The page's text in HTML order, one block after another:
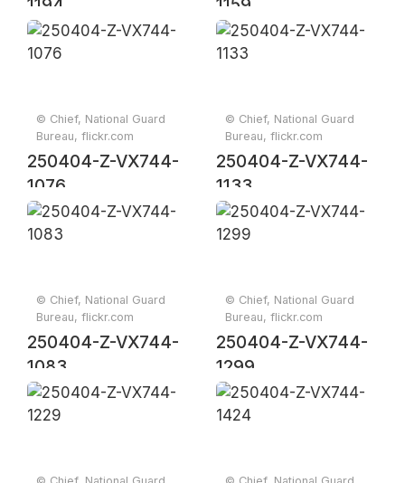
1194 1159
© Chief, National Guard
Bureau, flickr.com
250404-Z-VX744-
1076
© Chief, National Guard
Bureau, flickr.com
250404-Z-VX744-
1133
© Chief, National Guard
Bureau, flickr.com
250404-Z-VX744-
1083
© Chief, National Guard
Bureau, flickr.com
250404-Z-VX744-
1299